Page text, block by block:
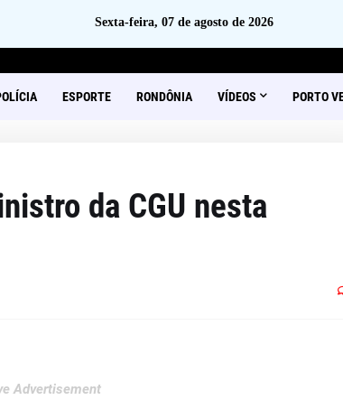
Sexta-feira, 07 de agosto de 2026
ESPORTE RONDÔNIA VÍDEOS PORTO
da CGU nesta
Advertisement